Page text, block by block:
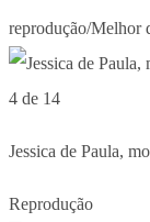
reprodução/Melhor
4 de 14
Jessica de Paula,
Reprodução